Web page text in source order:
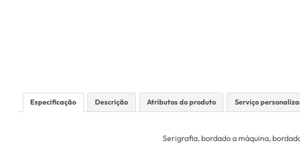
Especificação Descrição Atributos do produto Serviço
Serigrafia, bordado a máquina,